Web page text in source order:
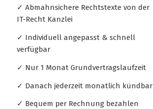
✓ Abmahnsichere Rechtstexte von der
IT-Recht Kanzlei
✓ Individuell angepasst & schnell
verfügbar
✓ Nur 1 Monat Grundvertragslaufzeit
✓ Danach jederzeit monatlich kündbar
✓ Bequem per Rechnung bezahlen